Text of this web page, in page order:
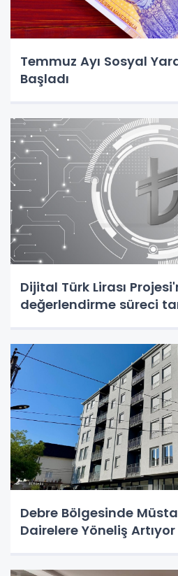
Temmuz Ayı Sosyal
Başladı
Dijital Türk Lirası
değerlendirme süreci
Debre Bölgesinde
Dairelere Yöneliş Artıyor